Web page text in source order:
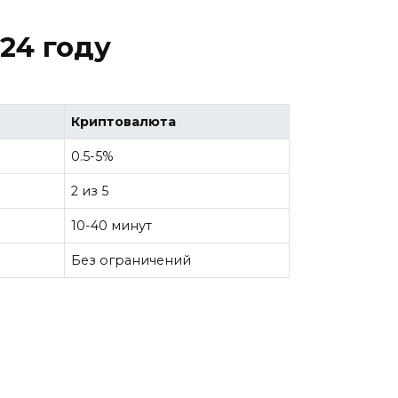
году
Криптовалюта
0.5-5%
2 из 5
10-40 минут
Без ограничений